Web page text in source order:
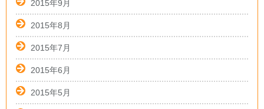
2015年9月
2015年8月
2015年7月
2015年6月
2015年5月